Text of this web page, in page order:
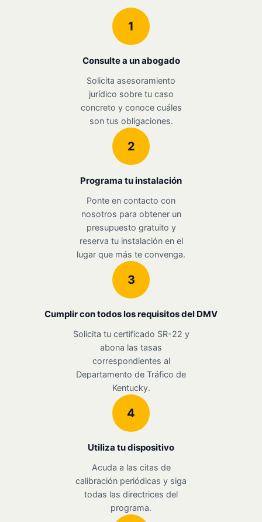
1
Consulte a un abogado
Solicita asesoramiento
jurídico sobre tu caso
concreto y conoce cuáles
son tus obligaciones.
2
Programa tu instalación
Ponte en contacto con
nosotros para obtener un
presupuesto gratuito y
reserva tu instalación en el
lugar que más te convenga.
3
Cumplir con todos los requisitos del DMV
Solicita tu certificado SR-22 y
abona las tasas
correspondientes al
Departamento de Tráfico de
Kentucky.
4
Utiliza tu dispositivo
Acuda a las citas de
calibración periódicas y siga
todas las directrices del
programa.